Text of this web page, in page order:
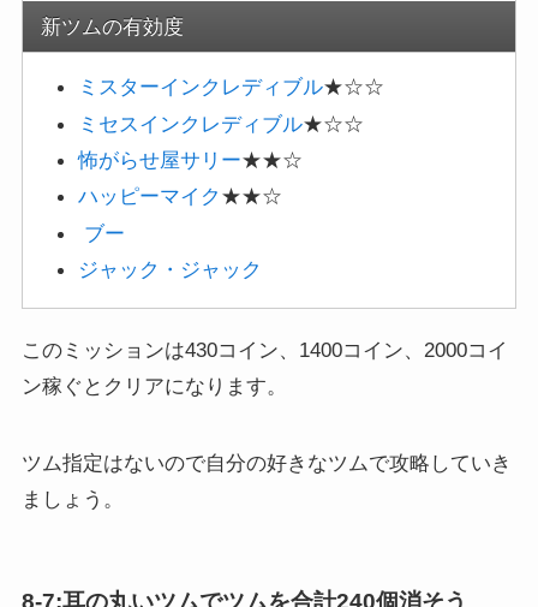
新ツムの有効度
ミスターインクレディブル★☆☆
ミセスインクレディブル★☆☆
怖がらせ屋サリー★★☆
ハッピーマイク ★★☆
ブー
ジャック・ジャック
このミッションは430コイン、1400コイン、2000コイ
ン稼ぐとクリアになります。
ツム指定はないので自分の好きなツムで攻略していき
ましょう。
8-7:耳の丸いツムでツムを合計240個消そう